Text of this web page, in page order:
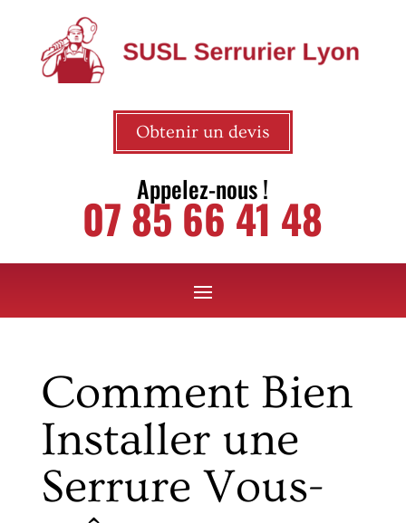
Obtenir un devis
Appelez-nous !
07 85 66 41 48
Comment Bien
Installer une
Serrure Vous-